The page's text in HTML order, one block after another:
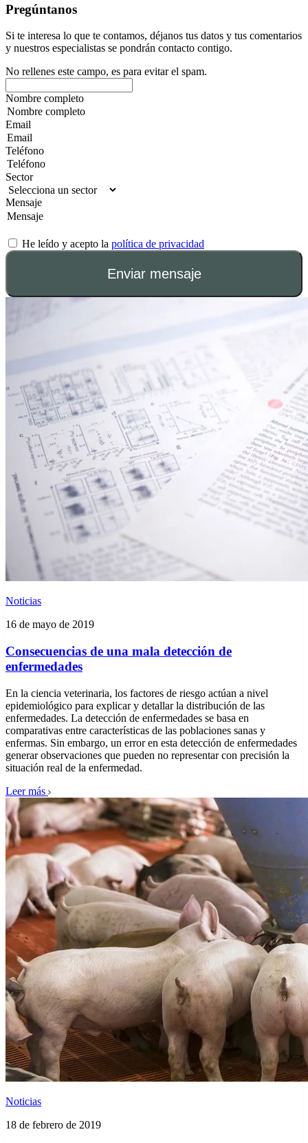
Pregúntanos
Si te interesa lo que te contamos, déjanos tus datos y tus comentarios
y nuestros especialistas se pondrán contacto contigo.
No rellenes este campo, es para evitar el spam.
Nombre completo
Email
Teléfono
Sector
Mensaje
He leído y acepto la política de privacidad
Enviar mensaje
Noticias
16 de mayo de 2019
Consecuencias de una mala detección de
enfermedades
En la ciencia veterinaria, los factores de riesgo actúan a nivel
epidemiológico para explicar y detallar la distribución de las
enfermedades. La detección de enfermedades se basa en
comparativas entre características de las poblaciones sanas y
enfermas. Sin embargo, un error en esta detección de enfermedades
generar observaciones que pueden no representar con precisión la
situación real de la enfermedad.
Leer más
Noticias
18 de febrero de 2019